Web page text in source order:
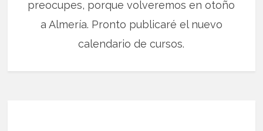
preocupes, porque volveremos en otoño
a Almería. Pronto publicaré el nuevo
calendario de cursos.